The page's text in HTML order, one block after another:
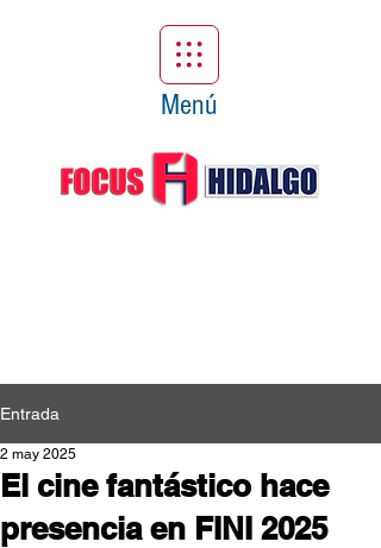
Menú
Entrada
El cine fantástico hace
presencia en FINI 2025
2 may 2025